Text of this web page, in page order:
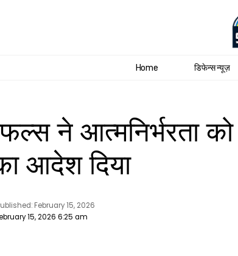
Home डिफेन्स न्यूज़
ने आत्मनिर्भरता
आदेश दिया
15, 2026 6:25 am
February 15, 2026